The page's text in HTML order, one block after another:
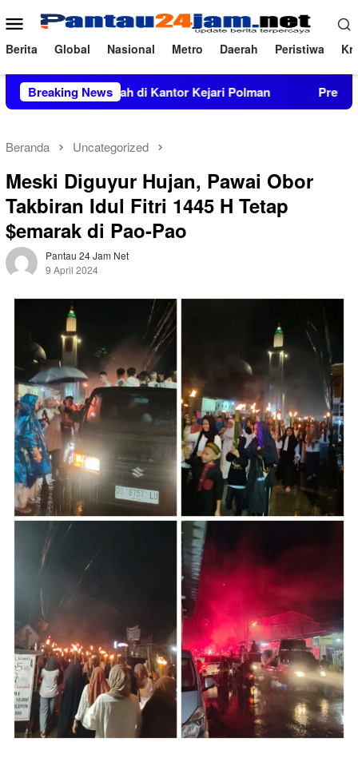
ke
konten
Menu
Mobile
Berita Global Nasional Metro Daerah Peristiwa
Breaking News
Inkrah di Kantor Kejari Polman Prevalensi
Beranda Uncategorized
Meski Diguyur Hujan, Pawai Obor
Takbiran Idul Fitri 1445 H Tetap
$emarak di Pao-Pao
Pantau 24 Jam Net
9 April 2024